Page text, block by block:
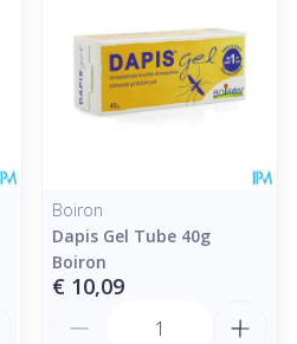
Boiron
Dapis Gel Tube 40g
Boiron
€ 10,09